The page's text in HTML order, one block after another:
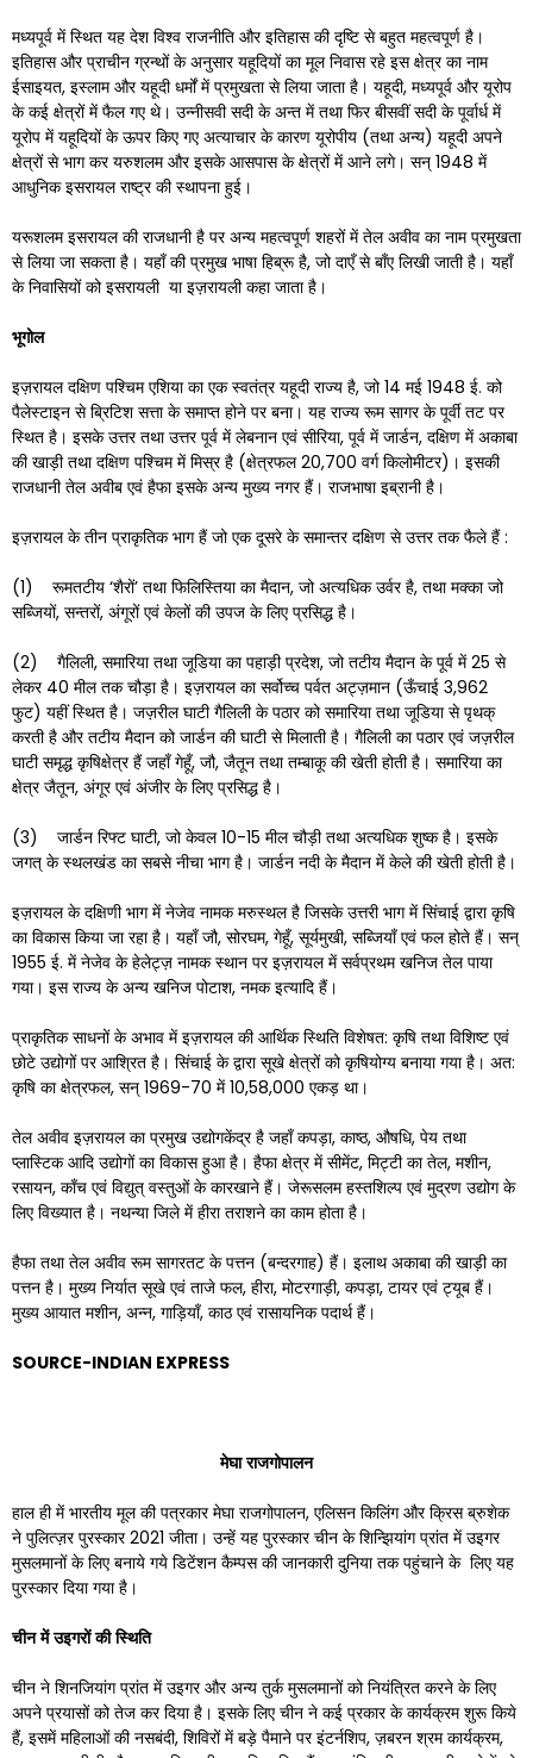
मध्यपूर्व में स्थित यह देश विश्व राजनीति और इतिहास की दृष्टि से बहुत महत्वपूर्ण है।
इतिहास और प्राचीन ग्रन्थों के अनुसार यहूदियों का मूल निवास रहे इस क्षेत्र का नाम
ईसाइयत, इस्लाम और यहूदी धर्मों में प्रमुखता से लिया जाता है। यहूदी, मध्यपूर्व और यूरोप
के कई क्षेत्रों में फैल गए थे। उन्नीसवी सदी के अन्त में तथा फिर बीसवीं सदी के पूर्वार्ध में
यूरोप में यहूदियों के ऊपर किए गए अत्याचार के कारण यूरोपीय (तथा अन्य) यहूदी अपने
क्षेत्रों से भाग कर यरुशलम और इसके आसपास के क्षेत्रों में आने लगे। सन् 1948 में
आधुनिक इसरायल राष्ट्र की स्थापना हुई।
यरूशलम इसरायल की राजधानी है पर अन्य महत्वपूर्ण शहरों में तेल अवीव का नाम प्रमुखता
से लिया जा सकता है। यहाँ की प्रमुख भाषा हिब्रू है, जो दाएँ से बाँए लिखी जाती है। यहाँ
के निवासियों को इसरायली ‌ या इज़रायली कहा जाता है।
भूगोल
इज़रायल दक्षिण पश्चिम एशिया का एक स्वतंत्र यहूदी राज्य है, जो 14 मई 1948 ई. को
पैलेस्टाइन से ब्रिटिश सत्ता के समाप्त होने पर बना। यह राज्य रूम सागर के पूर्वी तट पर
स्थित है। इसके उत्तर तथा उत्तर पूर्व में लेबनान एवं सीरिया, पूर्व में जार्डन, दक्षिण में अकाबा
की खाड़ी तथा दक्षिण पश्चिम में मिस्र है (क्षेत्रफल 20,700 वर्ग किलोमीटर)। इसकी
राजधानी तेल अवीब एवं हैफा इसके अन्य मुख्य नगर हैं। राजभाषा इब्रानी है।
इज़रायल के तीन प्राकृतिक भाग हैं जो एक दूसरे के समान्तर दक्षिण से उत्तर तक फैले हैं :
(1) रूमतटीय ‘शैरों’ तथा फिलिस्तिया का मैदान, जो अत्यधिक उर्वर है, तथा मक्का जो
सब्जियों, सन्तरों, अंगूरों एवं केलों की उपज के लिए प्रसिद्ध है।
(2) गैलिली, समारिया तथा जूडिया का पहाड़ी प्रदेश, जो तटीय मैदान के पूर्व में 25 से
लेकर 40 मील तक चौड़ा है। इज़रायल का सर्वोच्च पर्वत अट्ज़मान (ऊँचाई 3,962
फुट) यहीं स्थित है। जज़रील घाटी गैलिली के पठार को समारिया तथा जूडिया से पृथक्‌
करती है और तटीय मैदान को जार्डन की घाटी से मिलाती है। गैलिली का पठार एवं जज़रील
घाटी समृद्ध कृषिक्षेत्र हैं जहाँ गेहूँ, जौ, जैतून तथा तम्बाकू की खेती होती है। समारिया का
क्षेत्र जैतून, अंगूर एवं अंजीर के लिए प्रसिद्ध है।
(3) जार्डन रिफ्ट घाटी, जो केवल 10-15 मील चौड़ी तथा अत्यधिक शुष्क है। इसके
जगत्‌ के स्थलखंड का सबसे नीचा भाग है। जार्डन नदी के मैदान में केले की खेती होती है।
इज़रायल के दक्षिणी भाग में नेजेव नामक मरुस्थल है जिसके उत्तरी भाग में सिंचाई द्वारा कृषि
का विकास किया जा रहा है। यहाँ जौ, सोरघम, गेहूँ, सूर्यमुखी, सब्जियाँ एवं फल होते हैं। सन्‌
1955 ई. में नेजेव के हेलेट्ज़ नामक स्थान पर इज़रायल में सर्वप्रथम खनिज तेल पाया
गया। इस राज्य के अन्य खनिज पोटाश, नमक इत्यादि हैं।
प्राकृतिक साधनों के अभाव में इज़रायल की आर्थिक स्थिति विशेषत: कृषि तथा विशिष्ट एवं
छोटे उद्योगों पर आश्रित है। सिंचाई के द्वारा सूखे क्षेत्रों को कृषियोग्य बनाया गया है। अत:
कृषि का क्षेत्रफल, सन्‌ 1969-70 में 10,58,000 एकड़ था।
तेल अवीव इज़रायल का प्रमुख उद्योगकेंद्र है जहाँ कपड़ा, काष्ठ, औषधि, पेय तथा
प्लास्टिक आदि उद्योगों का विकास हुआ है। हैफा क्षेत्र में सीमेंट, मिट्टी का तेल, मशीन,
रसायन, काँच एवं विद्युत्‌ वस्तुओं के कारखाने हैं। जेरूसलम हस्तशिल्प एवं मुद्रण उद्योग के
लिए विख्यात है। नथन्या जिले में हीरा तराशने का काम होता है।
हैफा तथा तेल अवीव रूम सागरतट के पत्तन (बन्दरगाह) हैं। इलाथ अकाबा की खाड़ी का
पत्तन है। मुख्य निर्यात सूखे एवं ताजे फल, हीरा, मोटरगाड़ी, कपड़ा, टायर एवं ट्यूब हैं।
मुख्य आयात मशीन, अन्न, गाड़ियाँ, काठ एवं रासायनिक पदार्थ हैं।
SOURCE-INDIAN EXPRESS
मेघा राजगोपालन
हाल ही में भारतीय मूल की पत्रकार मेघा राजगोपालन, एलिसन किलिंग और क्रिस ब्रुशेक
ने पुलित्ज़र पुरस्कार 2021 जीता। उन्हें यह पुरस्कार चीन के शिन्झियांग प्रांत में उइगर
मुसलमानों के लिए बनाये गये डिटेंशन कैम्पस की जानकारी दुनिया तक पहुंचाने के लिए यह
पुरस्कार दिया गया है।
चीन में उइगरों की स्थिति
चीन ने शिनजियांग प्रांत में उइगर और अन्य तुर्क मुसलमानों को नियंत्रित करने के लिए
अपने प्रयासों को तेज कर दिया है। इसके लिए चीन ने कई प्रकार के कार्यक्रम शुरू किये
हैं, इसमें महिलाओं की नसबंदी, शिविरों में बड़े पैमाने पर इंटर्नशिप, ज़बरन श्रम कार्यक्रम,